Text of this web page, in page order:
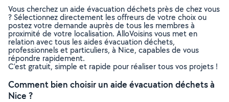
Vous cherchez un aide évacuation déchets près de chez vous
? Sélectionnez directement les offreurs de votre choix ou
postez votre demande auprès de tous les membres à
proximité de votre localisation. AlloVoisins vous met en
relation avec tous les aides évacuation déchets,
professionnels et particuliers, à Nice, capables de vous
répondre rapidement.
C’est gratuit, simple et rapide pour réaliser tous vos projets !
Comment bien choisir un aide évacuation déchets à
Nice ?